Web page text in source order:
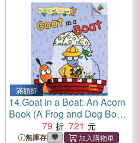
滿額折
14.Goat in a Boat: An Acorn
Book (A Frog and Dog Book
#2)(精裝本)
79 721
無庫存